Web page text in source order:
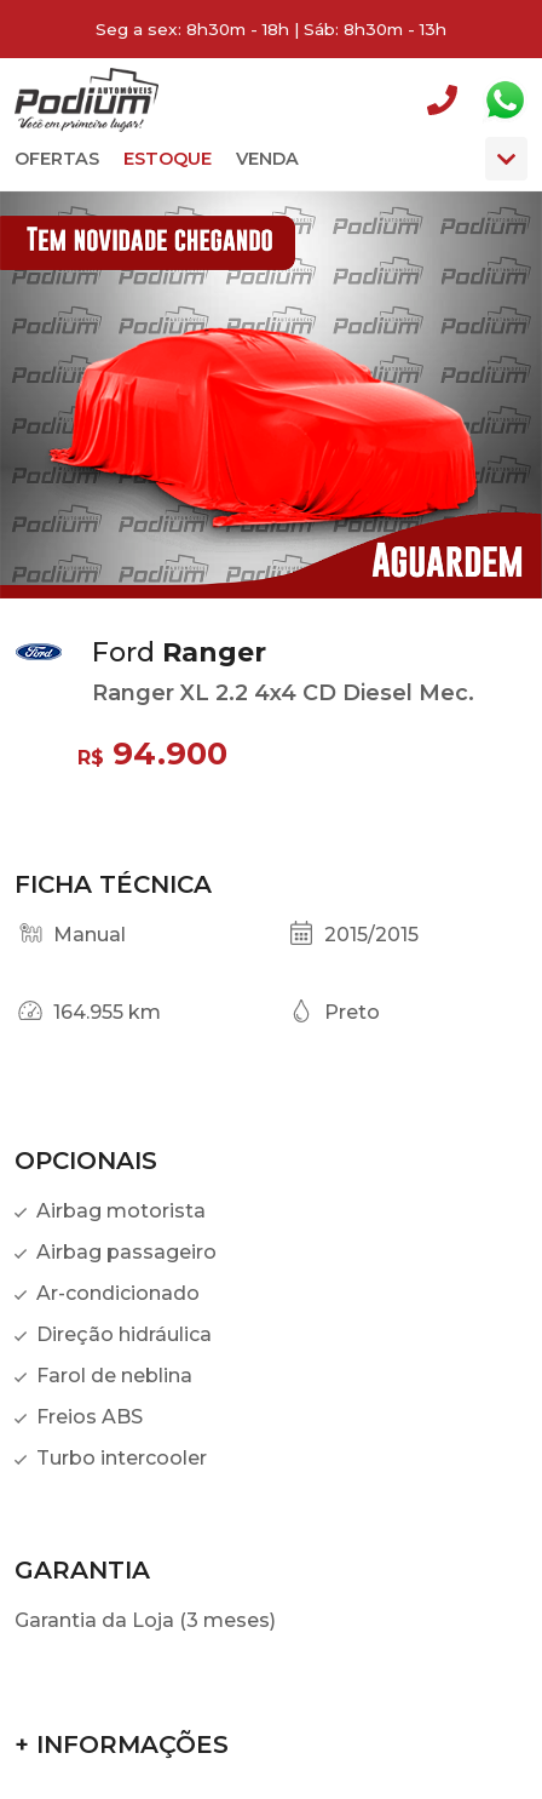
Seg a sex: 8h30m - 18h | Sáb: 8h30m - 13h
OFERTAS ESTOQUE VENDA
Ford Ranger
Ranger XL 2.2 4x4 CD Diesel Mec.
R$ 94.900
FICHA TÉCNICA
Manual 2015/2015
164.955 km Preto
OPCIONAIS
Airbag motorista
Airbag passageiro
Ar-condicionado
Direção hidráulica
Farol de neblina
Freios ABS
Turbo intercooler
GARANTIA
Garantia da Loja (3 meses)
+ INFORMAÇÕES